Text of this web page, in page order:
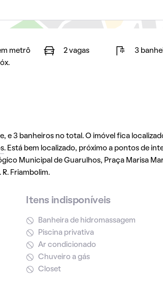
metrô
2 vagas 3
e 3 banheiros no total. O imóvel fica
. Está bem localizado, próximo a pontos de
Municipal de Guarulhos, Praça Marisa
Friambolim.
Itens indisponíveis
Banheira de hidromassagem
Piscina privativa
Ar condicionado
Chuveiro a gás
Closet